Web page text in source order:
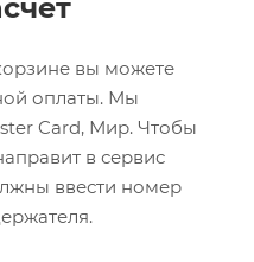
вы можете
оплаты. Мы
Card, Мир. Чтобы
в сервис
ввести номер